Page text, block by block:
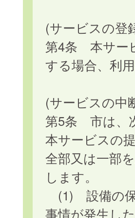
(サービスの登
第4条 本サー
する場合、利
(サービスの中
第5条 市は、
本サービスの
全部又は一部
します。
(1) 設備の保
事情が発生し